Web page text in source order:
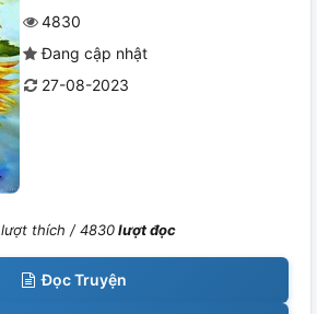
4830
Đang cập nhật
27-08-2023
lượt thích /4830lượt đọc
Đọc Truyện